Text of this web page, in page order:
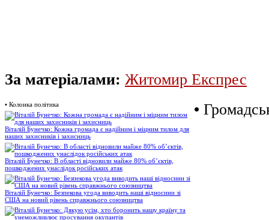
За матеріалами: Житомир Експрес
• Колонка політика
Віталій Бунечко: Кожна громада є надійним і міцним тилом для
наших захисників і захисниць
Віталій Бунечко: В області відновили майже 80% об’єктів,
пошкоджених унаслідок російських атак
Віталій Бунечко: Безпекова угода виводить наші відносини зі
США на новий рівень справжнього союзництва
•